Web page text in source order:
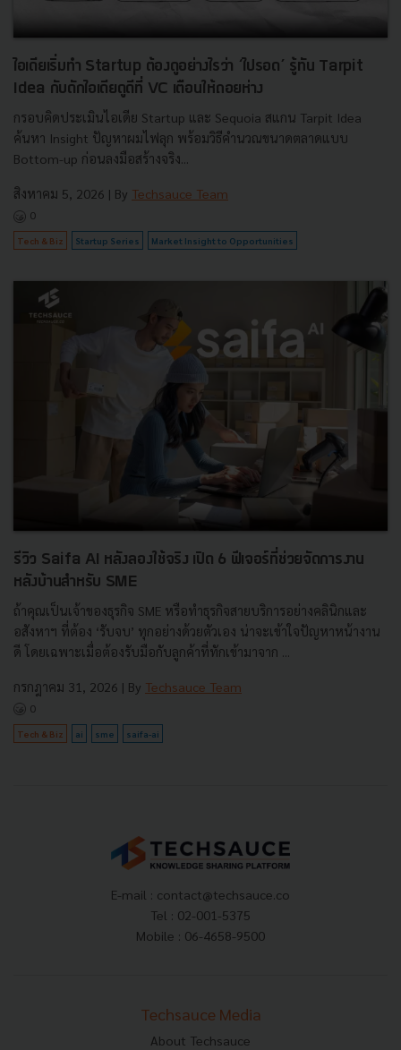
ไอเดียเริ่มทำ Startup ต้องดูอย่างไรว่า ‘ไปรอด’ รู้ทัน Tarpit
Idea กับดักไอเดียดูดีที่ VC เตือนให้ถอยห่าง
กรอบคิดประเมินไอเดีย Startup และ Sequoia สแกน Tarpit Idea
ค้นหา Insight ปัญหาผมไฟลุก พร้อมวิธีคำนวณขนาดตลาดแบบ
Bottom-up ก่อนลงมือสร้างจริง...
สิงหาคม 5, 2026 | By Techsauce Team
0
Tech & Biz Startup Series Market Insight to Opportunities
รีวิว Saifa AI หลังลองใช้จริง เปิด 6 ฟีเจอร์ที่ช่วยจัดการงาน
หลังบ้านสำหรับ SME
ถ้าคุณเป็นเจ้าของธุรกิจ SME หรือทำธุรกิจสายบริการอย่างคลินิกและ
อสังหาฯ ที่ต้อง ‘รับจบ’ ทุกอย่างด้วยตัวเอง น่าจะเข้าใจปัญหาหน้างาน
ดี โดยเฉพาะเมื่อต้องรับมือกับลูกค้าที่ทักเข้ามาจาก ...
กรกฎาคม 31, 2026 | By Techsauce Team
0
Tech & Biz ai sme saifa-ai
E-mail : contact@techsauce.co
Tel : 02-001-5375
Mobile : 06-4658-9500
Techsauce Media
About Techsauce